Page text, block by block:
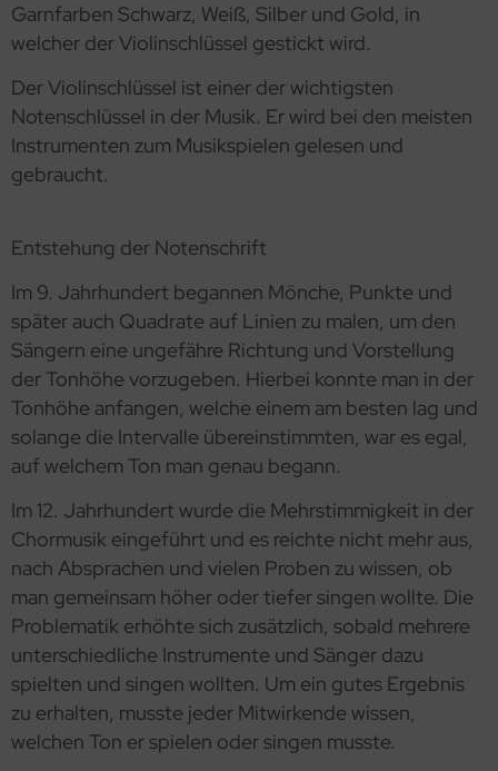
Garnfarben Schwarz, Weiß, Silber und Gold, in
welcher der Violinschlüssel gestickt wird.
Der Violinschlüssel ist einer der wichtigsten
Notenschlüssel in der Musik. Er wird bei den meisten
Instrumenten zum Musikspielen gelesen und
gebraucht.
Entstehung der Notenschrift
Im 9. Jahrhundert begannen Mönche, Punkte und
später auch Quadrate auf Linien zu malen, um den
Sängern eine ungefähre Richtung und Vorstellung
der Tonhöhe vorzugeben. Hierbei konnte man in der
Tonhöhe anfangen, welche einem am besten lag und
solange die Intervalle übereinstimmten, war es egal,
auf welchem Ton man genau begann.
Im 12. Jahrhundert wurde die Mehrstimmigkeit in der
Chormusik eingeführt und es reichte nicht mehr aus,
nach Absprachen und vielen Proben zu wissen, ob
man gemeinsam höher oder tiefer singen wollte. Die
Problematik erhöhte sich zusätzlich, sobald mehrere
unterschiedliche Instrumente und Sänger dazu
spielten und singen wollten. Um ein gutes Ergebnis
zu erhalten, musste jeder Mitwirkende wissen,
welchen Ton er spielen oder singen musste.